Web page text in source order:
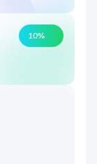
10%